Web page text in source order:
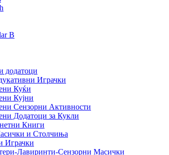
B
додатоци
Играчки
Куќи
Кујни
Сензорни Активности
Додатоци за Кукли
Книги
и Столчиња
Играчки
Лавиринти-Сензорни Масички